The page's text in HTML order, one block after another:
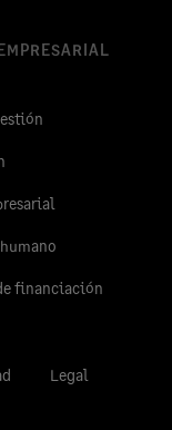
financiación
Legal